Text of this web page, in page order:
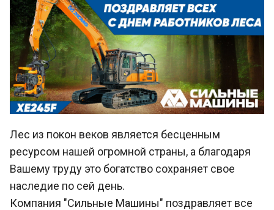
Лес из покон веков является бесценным
ресурсом нашей огромной страны, а благодаря
Вашему труду это богатство сохраняет свое
наследие по сей день.
Компания "Сильные Машины" поздравляет все